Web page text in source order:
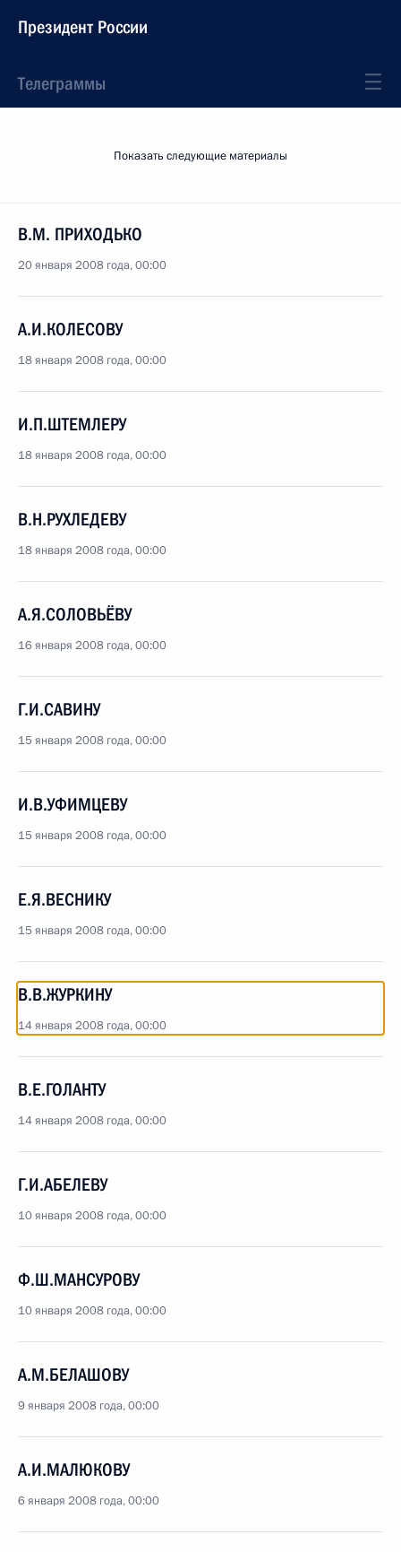
Президент России
Телеграммы
Показать следующие материалы
В.М. ПРИХОДЬКО
20 января 2008 года, 00:00
А.И.КОЛЕСОВУ
18 января 2008 года, 00:00
И.П.ШТЕМЛЕРУ
18 января 2008 года, 00:00
В.Н.РУХЛЕДЕВУ
18 января 2008 года, 00:00
А.Я.СОЛОВЬЁВУ
16 января 2008 года, 00:00
Г.И.САВИНУ
15 января 2008 года, 00:00
И.В.УФИМЦЕВУ
15 января 2008 года, 00:00
Е.Я.ВЕСНИКУ
15 января 2008 года, 00:00
В.В.ЖУРКИНУ
14 января 2008 года, 00:00
В.Е.ГОЛАНТУ
14 января 2008 года, 00:00
Г.И.АБЕЛЕВУ
10 января 2008 года, 00:00
Ф.Ш.МАНСУРОВУ
10 января 2008 года, 00:00
А.М.БЕЛАШОВУ
9 января 2008 года, 00:00
А.И.МАЛЮКОВУ
6 января 2008 года, 00:00